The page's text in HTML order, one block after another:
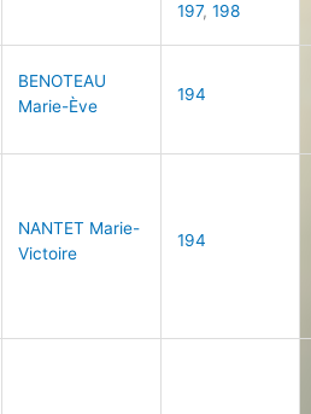
197,198
BENOTEAU
Marie-Ève
194
NANTET Marie-
Victoire
194